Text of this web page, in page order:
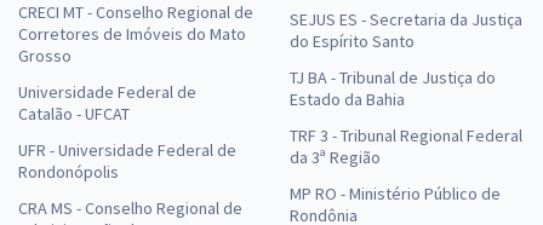
CRECI MT - Conselho Regional de
Corretores de Imóveis do Mato
Grosso
Universidade Federal de
Catalão - UFCAT
UFR - Universidade Federal de
Rondonópolis
CRA MS - Conselho Regional de
SEJUS ES - Secretaria da Justiça
do Espírito Santo
TJ BA - Tribunal de Justiça do
Estado da Bahia
TRF 3 - Tribunal Regional Federal
da 3ª Região
MP RO - Ministério Público de
Rondônia